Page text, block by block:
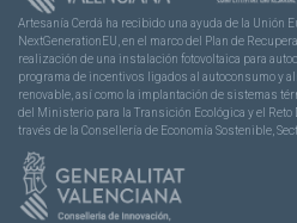
Artesanía Cerdá ha recibido una ayuda de la Unión
NextGenerationEU, en el marco del Plan de
realización de una instalación fotovoltaica para
programa de incentivos ligados al autoconsumo y
renovable, así como la implantación de sistemas
del Ministerio para la Transición Ecológica y el Reto
través de la Consellería de Economía Sostenible,